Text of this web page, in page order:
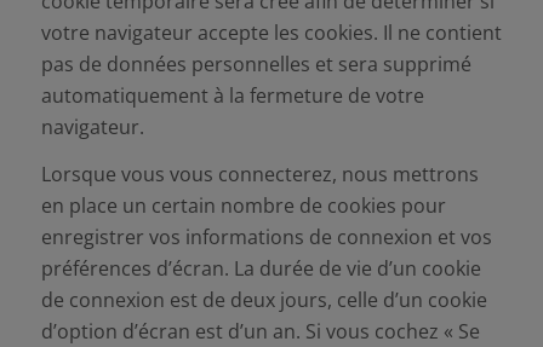
votre navigateur accepte les cookies. Il ne contient
pas de données personnelles et sera supprimé
automatiquement à la fermeture de votre
navigateur.
Lorsque vous vous connecterez, nous mettrons
en place un certain nombre de cookies pour
enregistrer vos informations de connexion et vos
préférences d’écran. La durée de vie d’un cookie
de connexion est de deux jours, celle d’un cookie
d’option d’écran est d’un an. Si vous cochez « Se